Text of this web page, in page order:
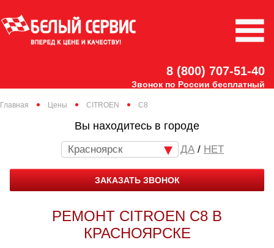
8 (800) 707-51-40
Звонок по России бесплатный
Главная Цены CITROEN C8
Вы находитесь в городе
Красноярск / НЕТ
ЗАКАЗАТЬ ЗВОНОК
РЕМОНТ CITROEN C8 В
КРАСНОЯРСКЕ